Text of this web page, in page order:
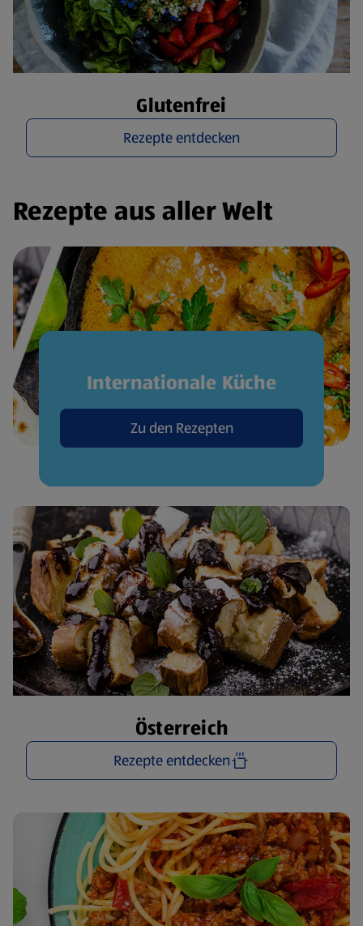
Glutenfrei
Rezepte entdecken
Rezepte aus aller Welt
Internationale Küche
Zu den Rezepten
Österreich
Rezepte entdecken